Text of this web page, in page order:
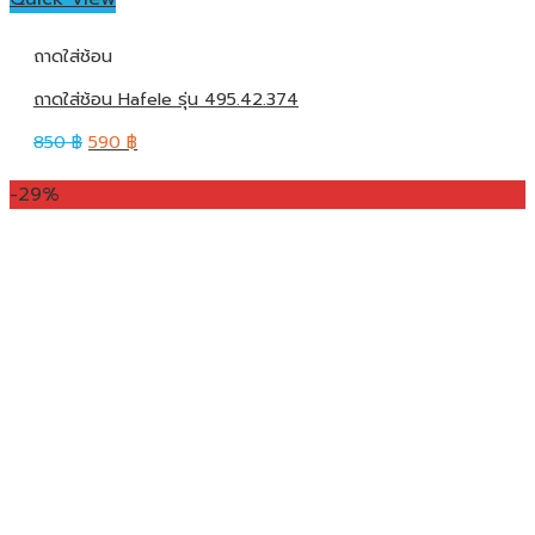
ถาดใส่ช้อน
ถาดใส่ช้อน Hafele รุ่น 495.42.374
850฿ 590฿
-29%